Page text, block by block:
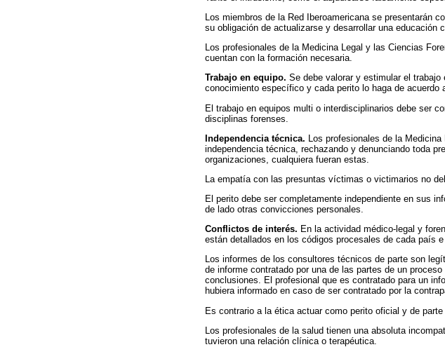
Los miembros de la Red Iberoamericana se presentarán
su obligación de actualizarse y desarrollar una educación
Los profesionales de la Medicina Legal y las Ciencias
cuentan con la formación necesaria.
Trabajo en equipo. Se debe valorar y estimular el
conocimiento específico y cada perito lo haga de
El trabajo en equipos multi o interdisciplinarios debe ser
disciplinas forenses.
Independencia técnica. Los profesionales de la
independencia técnica, rechazando y denunciando toda
organizaciones, cualquiera fueran estas.
La empatía con las presuntas víctimas o victimarios no
El perito debe ser completamente independiente en sus
de lado otras convicciones personales.
Conflictos de interés. En la actividad médico-legal y
están detallados en los códigos procesales de cada país
Los informes de los consultores técnicos de parte son
de informe contratado por una de las partes de un
conclusiones. El profesional que es contratado para un
hubiera informado en caso de ser contratado por la
Es contrario a la ética actuar como perito oficial y de
Los profesionales de la salud tienen una absoluta
tuvieron una relación clínica o terapéutica.